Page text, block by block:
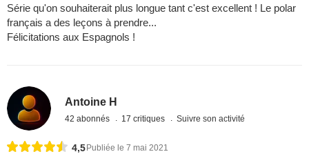
Série qu'on souhaiterait plus longue tant c'est excellent ! Le polar
français a des leçons à prendre...
Félicitations aux Espagnols !
Antoine H
42 abonnés 17 critiques Suivre son activité
4,5 Publiée le 7 mai 2021